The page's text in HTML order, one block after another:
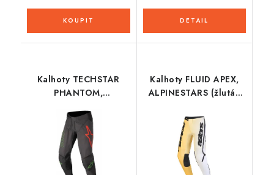
Kalhoty TECHSTAR
PHANTOM,
antracit/zelená neon)
Kalhoty FLUID APEX,
ALPINESTARS (žlutá/